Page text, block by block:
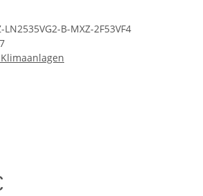
LN2535VG2-B-MXZ-2F53VF4